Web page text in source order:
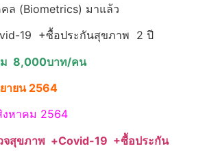
ล (Biometrics) มาแล้ว
19 +ซื้อประกันสุขภาพ 2 ปี
ม 8,000บาท/คน
ายน 2564
งหาคม 2564